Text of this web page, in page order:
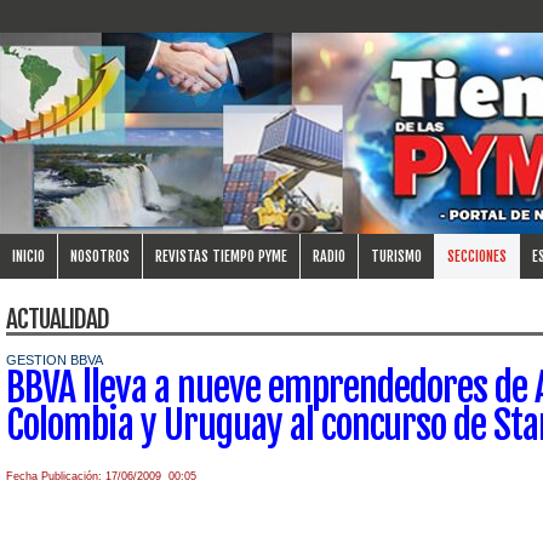
INICIO NOSOTROS REVISTAS TIEMPO PYME RADIO TURISMO SECCIONES
ACTUALIDAD
GESTION BBVA
BBVA lleva a nueve emprendedores
Colombia y Uruguay al concurso de
Fecha Publicación: 17/06/2009 00:05